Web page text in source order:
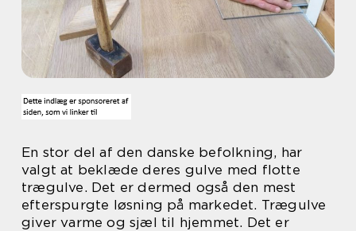
En stor del af den danske befolkning, har
valgt at beklæde deres gulve med flotte
trægulve. Det er dermed også den mest
efterspurgte løsning på markedet. Trægulve
giver varme og sjæl til hjemmet. Det er